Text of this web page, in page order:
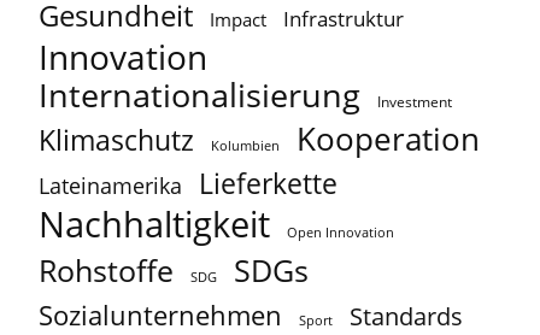
Gesundheit Impact Infrastruktur
Innovation
Internationalisierung Investment
Klimaschutz Kolumbien Kooperation
Lateinamerika Lieferkette
Nachhaltigkeit Open Innovation
Rohstoffe SDG SDGs
Sozialunternehmen Sport Standards